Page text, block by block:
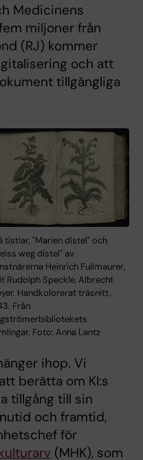
Medicinens
miljoner från
(RJ) kommer
och att
tillgängliga
tistlar, "Marien distel" och
weg distel" av
Heinrich Fullmaurer,
Rudolph Speckle, Albrecht
Handkolorerat träsnitt,
Från
Foto: Anna Lantz
ihop. Vi
berätta om KI:s
tillgång till sin
och framtid,
för
(MHK), som